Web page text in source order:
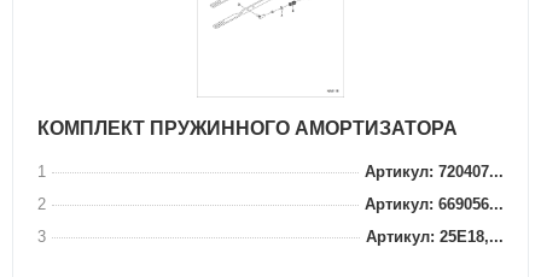
КОМПЛЕКТ ПРУЖИННОГО АМОРТИЗАТОРА
1
Артикул: 720407...
2
Артикул: 669056...
3
Артикул: 25E18,...